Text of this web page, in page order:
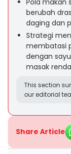
Pola makan
berubah
daging dan
Strategi
membatasi
dengan
masak
This section
our editorial
Share Article